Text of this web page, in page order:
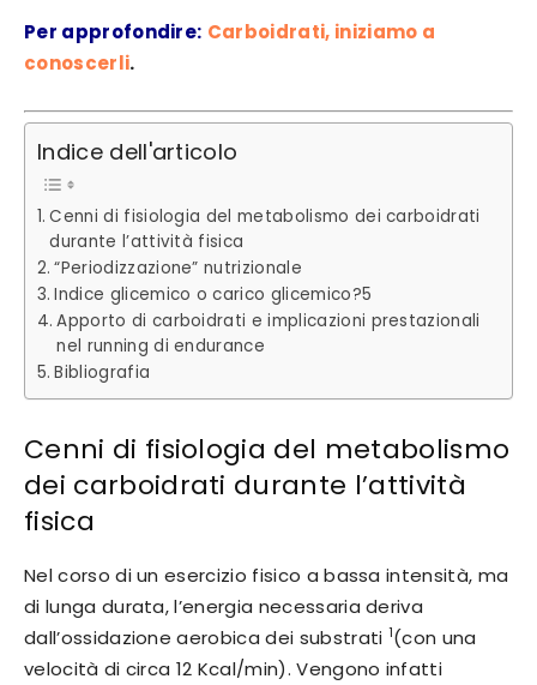
Per approfondire: Carboidrati, iniziamo a
conoscerli.
Indice dell'articolo
Cenni di fisiologia del metabolismo dei carboidrati
durante l’attività fisica
“Periodizzazione” nutrizionale
Indice glicemico o carico glicemico?5
Apporto di carboidrati e implicazioni prestazionali
nel running di endurance
Bibliografia
Cenni di fisiologia del metabolismo
dei carboidrati durante l’attività
fisica
Nel corso di un esercizio fisico a bassa intensità, ma
di lunga durata, l’energia necessaria deriva
dall’ossidazione aerobica dei substrati 1(con una
velocità di circa 12 Kcal/min). Vengono infatti